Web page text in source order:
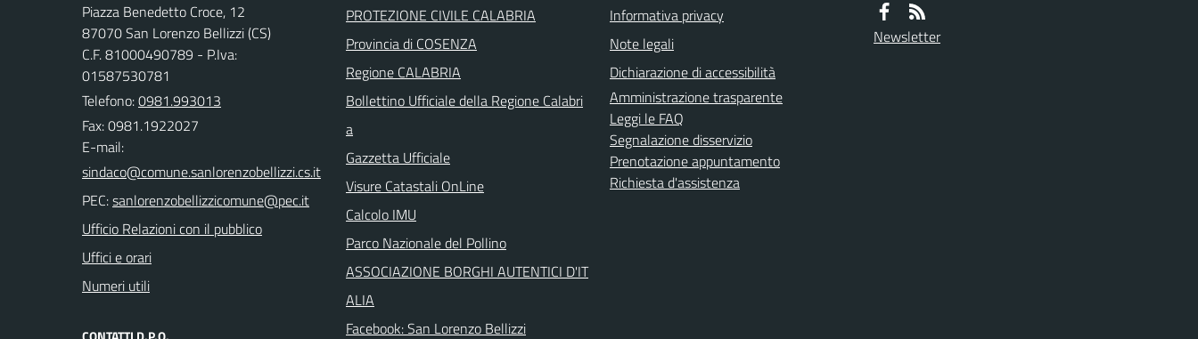
Piazza Benedetto Croce, 12
87070 San Lorenzo Bellizzi (CS)
C.F. 81000490789 - P.Iva:
01587530781
Telefono:0981.993013
Fax: 0981.1922027
E-mail:
PEC:
Ufficio Relazioni con il pubblico
Uffici e orari
Numeri utili
PROTEZIONE CIVILE CALABRIA
Provincia di COSENZA
Regione CALABRIA
Bollettino Ufficiale della Regione Calabri
a
Gazzetta Ufficiale
Visure Catastali OnLine
Calcolo IMU
Parco Nazionale del Pollino
ASSOCIAZIONE BORGHI AUTENTICI D'IT
ALIA
Facebook: San Lorenzo Bellizzi
Informativa privacy
Note legali
Dichiarazione di accessibilità
Amministrazione trasparente
Leggi le FAQ
Segnalazione disservizio
Prenotazione appuntamento
Richiesta d'assistenza
Newsletter